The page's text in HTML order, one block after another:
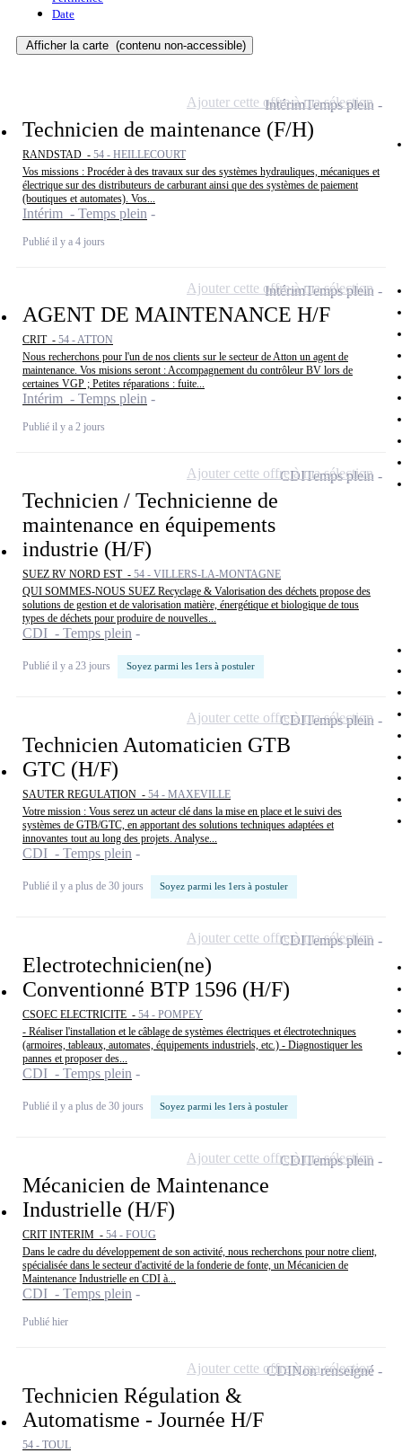
Date
Afficher la carte (contenu non-accessible)
Technicien de maintenance (F/H)
RANDSTAD - 54 - HEILLECOURT
Vos missions : Procéder à des travaux sur des systèmes hydrauliques, mécaniques et
électrique sur des distributeurs de carburant ainsi que des systèmes de paiement
(boutiques et automates). Vos...
Intérim - Temps plein
Publié il y a 4 jours
IntérimTemps plein
Ajouter cette offre à ma sélection
AGENT DE MAINTENANCE H/F
CRIT - 54 - ATTON
Nous recherchons pour l'un de nos clients sur le secteur de Atton un agent de
maintenance. Vos misions seront : Accompagnement du contrôleur BV lors de
certaines VGP ; Petites réparations : fuite...
Intérim - Temps plein
Publié il y a 2 jours
IntérimTemps plein
Ajouter cette offre à ma sélection
Technicien / Technicienne de
maintenance en équipements
industrie (H/F)
SUEZ RV NORD EST - 54 - VILLERS-LA-MONTAGNE
QUI SOMMES-NOUS SUEZ Recyclage & Valorisation des déchets propose des
solutions de gestion et de valorisation matière, énergétique et biologique de tous
types de déchets pour produire de nouvelles...
CDI - Temps plein
Publié il y a 23 jours Soyez parmi les 1ers à postuler
CDITemps plein
Ajouter cette offre à ma sélection
Technicien Automaticien GTB
GTC (H/F)
SAUTER REGULATION - 54 - MAXEVILLE
Votre mission : Vous serez un acteur clé dans la mise en place et le suivi des
systèmes de GTB/GTC, en apportant des solutions techniques adaptées et
innovantes tout au long des projets. Analyse...
CDI - Temps plein
Publié il y a plus de 30 jours Soyez parmi les 1ers à postuler
CDITemps plein
Ajouter cette offre à ma sélection
Electrotechnicien(ne)
Conventionné BTP 1596 (H/F)
CSOEC ELECTRICITE - 54 - POMPEY
- Réaliser l'installation et le câblage de systèmes électriques et électrotechniques
(armoires, tableaux, automates, équipements industriels, etc.) - Diagnostiquer les
pannes et proposer des...
CDI - Temps plein
Publié il y a plus de 30 jours Soyez parmi les 1ers à postuler
CDITemps plein
Ajouter cette offre à ma sélection
Mécanicien de Maintenance
Industrielle (H/F)
CRIT INTERIM - 54 - FOUG
Dans le cadre du développement de son activité, nous recherchons pour notre client,
spécialisée dans le secteur d'activité de la fonderie de fonte, un Mécanicien de
Maintenance Industrielle en CDI à...
CDI - Temps plein
Publié hier
CDITemps plein
Ajouter cette offre à ma sélection
Technicien Régulation &
Automatisme - Journée H/F
54 - TOUL
CDINon renseigné
Ajouter cette offre à ma sélection